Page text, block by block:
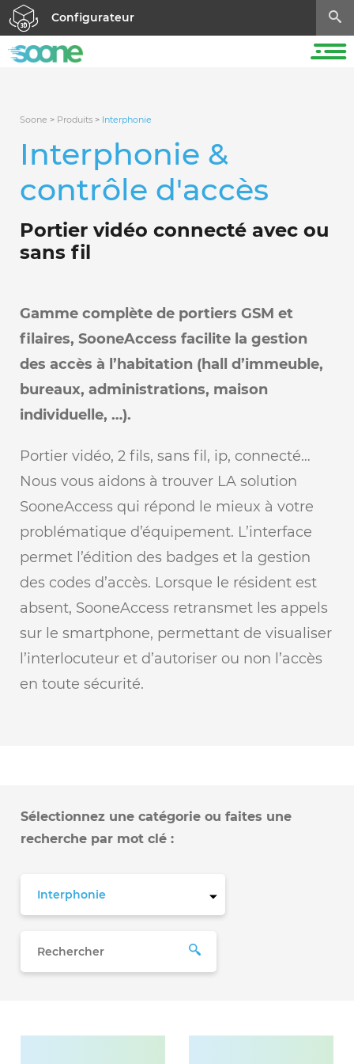
Configurateur
Soone > Produits> Interphonie
Interphonie &
contrôle d'accès
Portier vidéo connecté avec ou
sans fil
Gamme complète de portiers GSM et
filaires, SooneAccess facilite la gestion
des accès à l’habitation (hall d’immeuble,
bureaux, administrations, maison
individuelle, …).
Portier vidéo, 2 fils, sans fil, ip, connecté…
Nous vous aidons à trouver LA solution
SooneAccess qui répond le mieux à votre
problématique d’équipement. L’interface
permet l’édition des badges et la gestion
des codes d’accès. Lorsque le résident est
absent, SooneAccess retransmet les appels
sur le smartphone, permettant de visualiser
l’interlocuteur et d’autoriser ou non l’accès
en toute sécurité.
Sélectionnez une catégorie ou faites une
recherche par mot clé :